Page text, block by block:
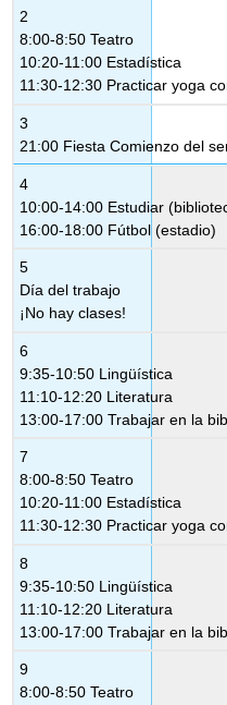
2
8:00-8:50 Teatro
10:20-11:00 Estadística
11:30-12:30 Practicar yoga
3
21:00 Fiesta Comienzo del
4
10:00-14:00 Estudiar
16:00-18:00 Fútbol (estadio)
5
Día del trabajo
¡No hay clases!
6
9:35-10:50 Lingüística
11:10-12:20 Literatura
13:00-17:00 Trabajar en la
7
8:00-8:50 Teatro
10:20-11:00 Estadística
11:30-12:30 Practicar yoga
8
9:35-10:50 Lingüística
11:10-12:20 Literatura
13:00-17:00 Trabajar en la
9
8:00-8:50 Teatro